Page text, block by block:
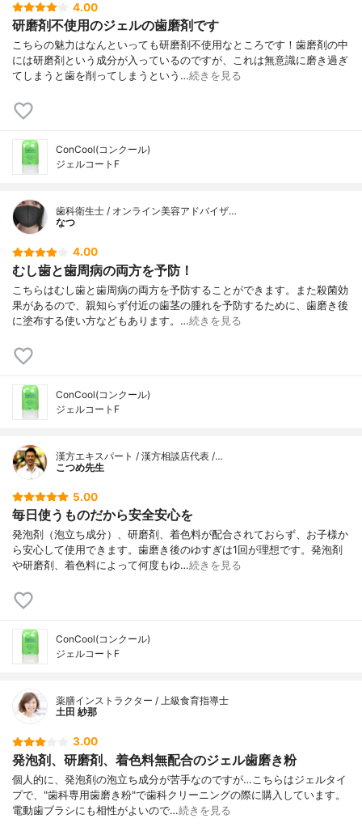
4.00
研磨剤不使用のジェルの歯磨剤です
こちらの魅力はなんといっても研磨剤不使用なところです！歯磨剤の中
には研磨剤という成分が入っているのですが、これは無意識に磨き過ぎ
てしまうと歯を削ってしまうという…続きを見る
ConCool(コンクール)
ジェルコートF
歯科衛生士 / オンライン美容アドバイザ…
なつ
4.00
むし歯と歯周病の両方を予防！
こちらはむし歯と歯周病の両方を予防することができます。また殺菌効
果があるので、親知らず付近の歯茎の腫れを予防するために、歯磨き後
に塗布する使い方などもあります。…続きを見る
ConCool(コンクール)
ジェルコートF
漢方エキスパート / 漢方相談店代表 /…
こつめ先生
5.00
毎日使うものだから安全安心を
発泡剤（泡立ち成分）、研磨剤、着色料が配合されておらず、お子様か
ら安心して使用できます。歯磨き後のゆすぎは1回が理想です。発泡剤
や研磨剤、着色料によって何度もゆ…続きを見る
ConCool(コンクール)
ジェルコートF
薬膳インストラクター / 上級食育指導士
土田 紗那
3.00
発泡剤、研磨剤、着色料無配合のジェル歯磨き粉
個人的に、発泡剤の泡立ち成分が苦手なのですが…こちらはジェルタイ
プで、"歯科専用歯磨き粉"で歯科クリーニングの際に購入しています。
電動歯ブラシにも相性がよいので…続きを見る